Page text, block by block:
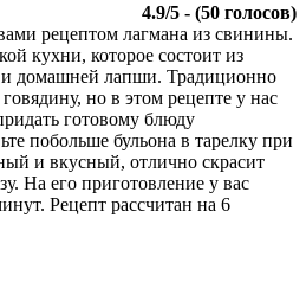
4.9/5 - (50 голосов)
рецептом лагмана из свинины.
кухни, которое состоит из
домашней лапши. Традиционно
но в этом рецепте у нас
готовому блюду
побольше бульона в тарелку при
и вкусный, отлично скрасит
На его приготовление у вас
Рецепт рассчитан на 6